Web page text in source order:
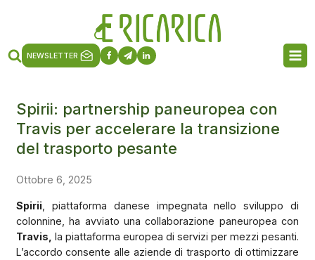
NEWSLETTER
Spirii: partnership paneuropea con
Travis per accelerare la transizione
del trasporto pesante
Ottobre 6, 2025
Spirii, piattaforma danese impegnata nello sviluppo di
colonnine, ha avviato una collaborazione paneuropea con
Travis, la piattaforma europea di servizi per mezzi pesanti.
L’accordo consente alle aziende di trasporto di ottimizzare